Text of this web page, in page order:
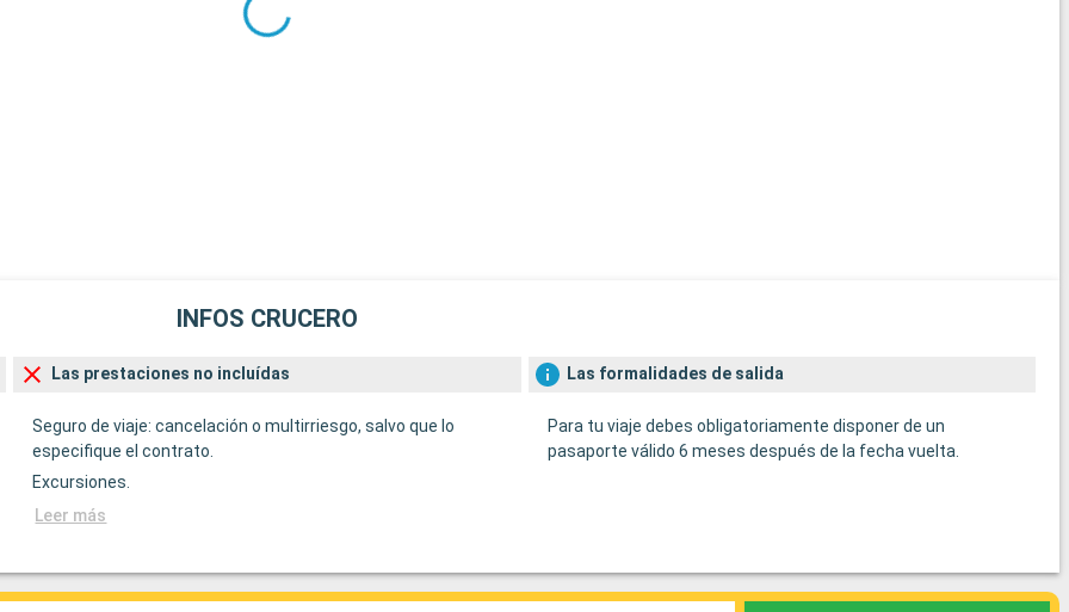
INFOS CRUCERO
Las prestaciones no incluídas
Seguro de viaje: cancelación o multirriesgo, salvo que lo
especifique el contrato.
Excursiones.
Leer más
Las formalidades de salida
Para tu viaje debes obligatoriamente disponer de un
pasaporte válido 6 meses después de la fecha vuelta.